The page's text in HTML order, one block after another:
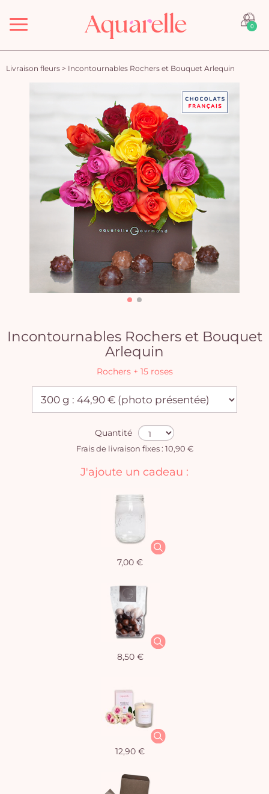
Menu 0
Livraison fleurs > Incontournables Rochers et Bouquet Arlequin
Incontournables Rochers et Bouquet
Arlequin
Rochers + 15 roses
Quantité
Frais de livraison fixes : 10,90 €
J'ajoute un cadeau :
7,00 €
8,50 €
12,90 €